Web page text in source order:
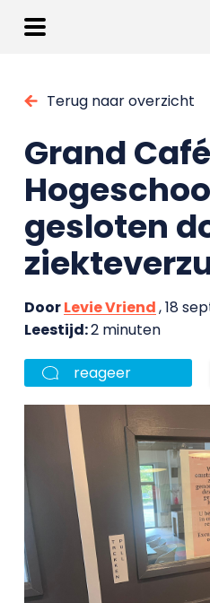
Terug naar overzicht
Grand Café
gesloten
DoorLevie Vriend, 18
Leestijd:2 minuten
reageer